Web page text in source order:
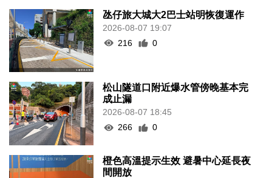
氹仔旅大城大2巴士站明恢復運作
2026-08-07 19:07
216
0
松山隧道口附近爆水管傍晚基本完
成止漏
2026-08-07 18:45
266
0
橙色高溫提示生效 避暑中心延長夜
間開放